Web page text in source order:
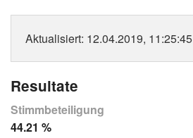
Aktualisiert: 12.04.2019, 11:25:45
Resultate
Stimmbeteiligung
44.21 %